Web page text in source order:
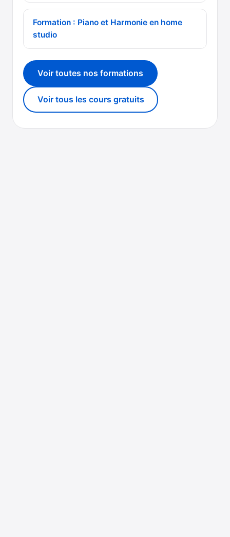
Formation : Piano et Harmonie en home
studio
Voir toutes nos formations
Voir tous les cours gratuits